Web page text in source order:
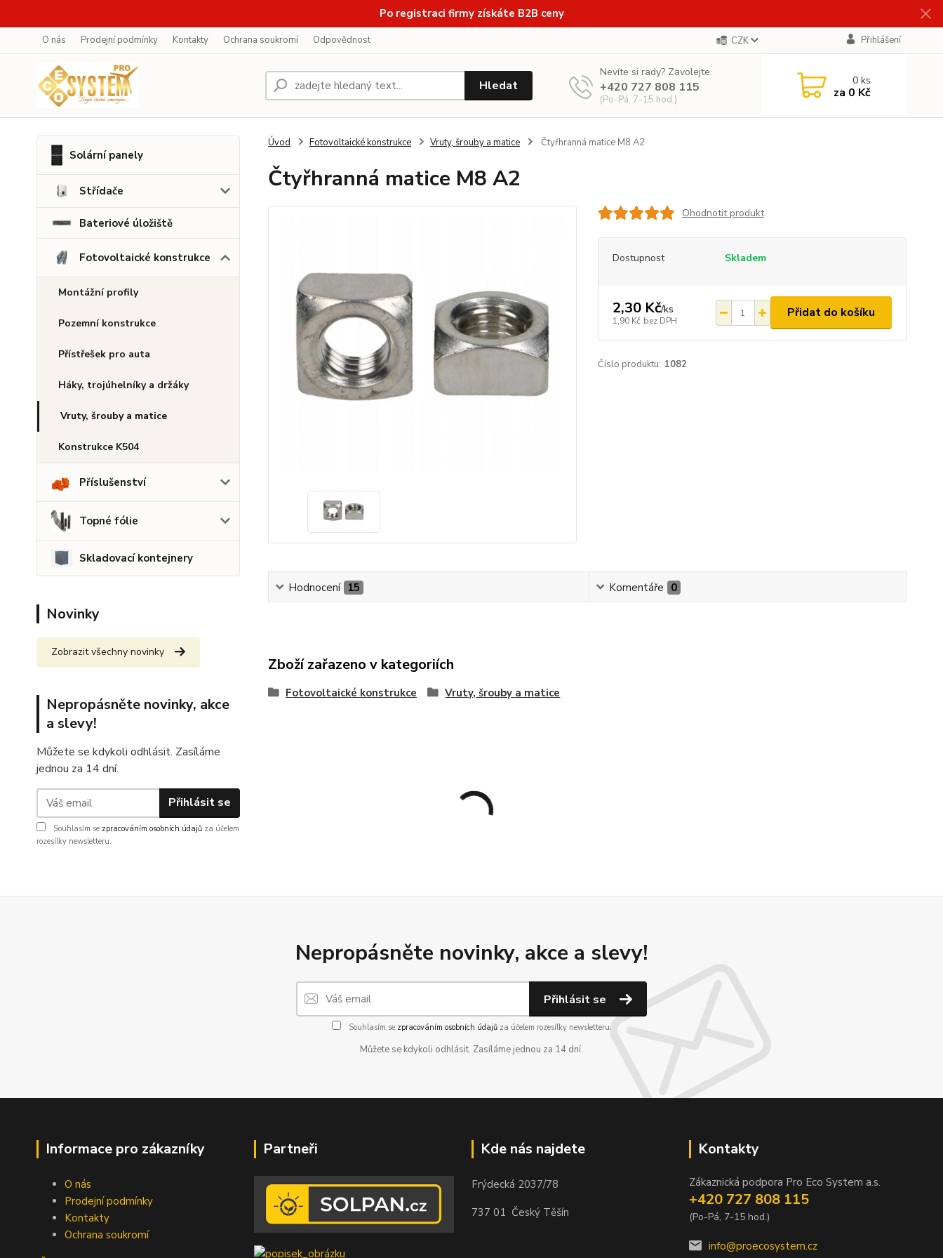
Po registraci firmy získáte B2B ceny
O nás Prodejní podmínky Kontakty Ochrana soukromí Odpovědnost CZK Přihlášení
Hledat
Nevíte si rady? Zavolejte.
+420 727 808 115
(Po-Pá, 7-15 hod.)
0ks
za 0 Kč
Solární panely
Střídače
Bateriové úložiště
Fotovoltaické konstrukce
Montážní profily
Pozemní konstrukce
Přístřešek pro auta
Háky, trojúhelníky a držáky
Vruty, šrouby a matice
Konstrukce K504
Příslušenství
Topné fólie
Skladovací kontejnery
Novinky
Zobrazit všechny novinky
Nepropásněte novinky, akce
a slevy!
Můžete se kdykoli odhlásit. Zasíláme
jednou za 14 dní.
Přihlásit se
Souhlasím se zpracováním osobních údajů za účelem
rozesílky newsletteru.
Úvod Fotovoltaické konstrukce Vruty, šrouby a matice Čtyřhranná matice M8 A2
Čtyřhranná matice M8 A2
Ohodnotit produkt
Dostupnost Skladem
2,30 Kč/ks
1,90 Kč bez DPH
Přidat do košíku
Číslo produktu: 1082
Hodnocení 15 Komentáře 0
Zboží zařazeno v kategoriích
Fotovoltaické konstrukce Vruty, šrouby a matice
Nepropásněte novinky, akce a slevy!
Přihlásit se
Souhlasím se zpracováním osobních údajůza účelem rozesílky newsletteru.
Můžete se kdykoli odhlásit. Zasíláme jednou za 14 dní.
Informace pro zákazníky
O nás
Prodejní podmínky
Kontakty
Ochrana soukromí
Partneři Kde nás najdete
Frýdecká 2037/78
737 01 Český Těšín
Kontakty
Zákaznická podpora Pro Eco System a.s.
+420 727 808 115
(Po-Pá, 7-15 hod.)
info@proecosystem.cz